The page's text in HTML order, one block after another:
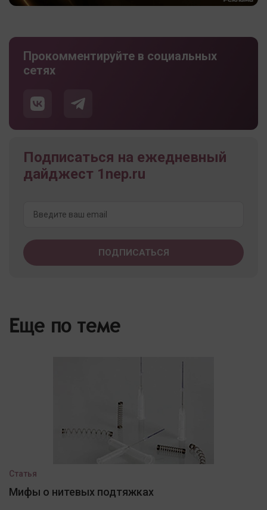
Прокомментируйте в социальных
сетях
Подписаться на ежедневный
дайджест 1nep.ru
Еще по теме
Статья
Мифы о нитевых подтяжках